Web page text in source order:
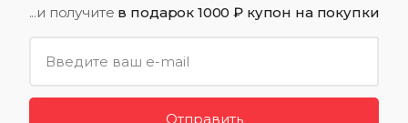
...и получите в подарок 1000 ₽ купон на покупки
Отправить